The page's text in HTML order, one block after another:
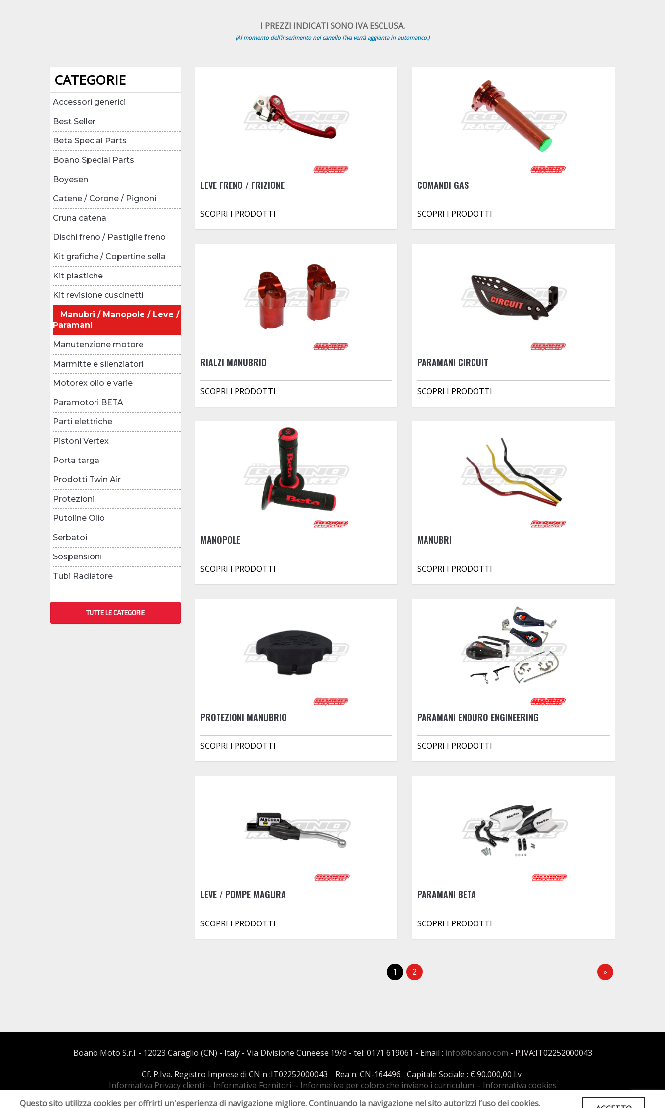
I PREZZI INDICATI SONO IVA ESCLUSA.
(Al momento dell'inserimento nel carrello l'iva verrà aggiunta in automatico.)
CATEGORIE
Accessori generici
Best Seller
Beta Special Parts
Boano Special Parts
Boyesen
Catene / Corone / Pignoni
Cruna catena
Dischi freno / Pastiglie freno
Kit grafiche / Copertine sella
Kit plastiche
Kit revisione cuscinetti
Manubri / Manopole / Leve /
Paramani
Manutenzione motore
Marmitte e silenziatori
Motorex olio e varie
Paramotori BETA
Parti elettriche
Pistoni Vertex
Porta targa
Prodotti Twin Air
Protezioni
Putoline Olio
Serbatoi
Sospensioni
Tubi Radiatore
TUTTE LE CATEGORIE
LEVE FRENO / FRIZIONE
SCOPRI I PRODOTTI
COMANDI GAS
SCOPRI I PRODOTTI
RIALZI MANUBRIO
SCOPRI I PRODOTTI
PARAMANI CIRCUIT
SCOPRI I PRODOTTI
MANOPOLE
SCOPRI I PRODOTTI
MANUBRI
SCOPRI I PRODOTTI
PROTEZIONI MANUBRIO
SCOPRI I PRODOTTI
PARAMANI ENDURO ENGINEERING
SCOPRI I PRODOTTI
LEVE / POMPE MAGURA
SCOPRI I PRODOTTI
PARAMANI BETA
SCOPRI I PRODOTTI
1 2 »
Boano Moto S.r.l. - 12023 Caraglio (CN) - Italy - Via Divisione Cuneese 19/d - tel: 0171 619061 - Email : info@boano.com - P.IVA:IT02252000043
Cf. P.Iva. Registro Imprese di CN n :IT02252000043 Rea n. CN-164496 Capitale Sociale : € 90.000,00 I.v.
Informativa Privacy clienti - Informativa Fornitori - Informativa per coloro che inviano i curriculum - Informativa cookies
Questo sito utilizza cookies per offrirti un'esperienza di navigazione migliore. Continuando la navigazione nel sito autorizzi l’uso dei cookies.